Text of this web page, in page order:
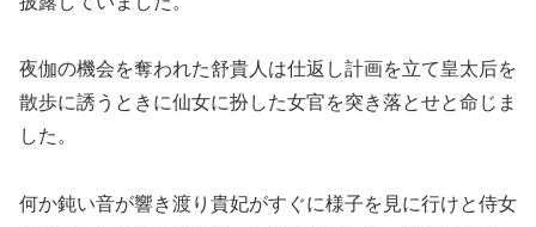
夜伽の機会を奪われた舒貴人は仕返し計画を立て皇太后を
散歩に誘うときに仙女に扮した女官を突き落とせと命じま
した。
何か鈍い音が響き渡り貴妃がすぐに様子を見に行けと侍女